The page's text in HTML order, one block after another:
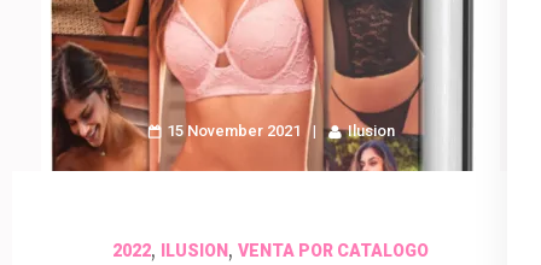
15 November 2021 Ilusion
2022, ILUSION , VENTA POR CATALOGO